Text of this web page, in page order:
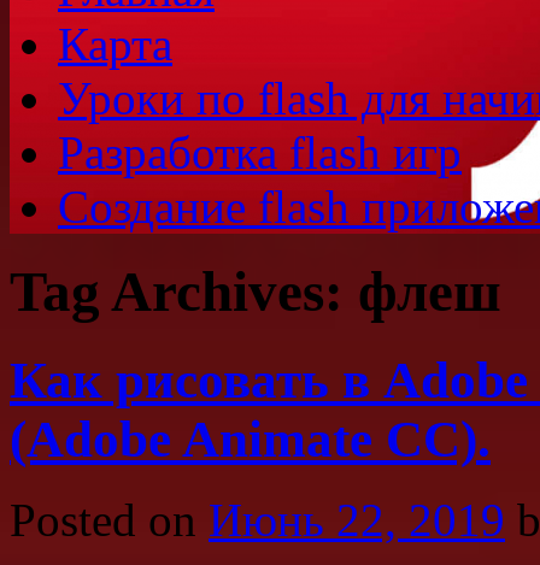
Карта
Уроки по flash для
Разработка flash игр
Создание flash
Tag Archives: флеш
Как рисовать в
(Adobe Animate CC).
Posted on Июнь 22, 2019